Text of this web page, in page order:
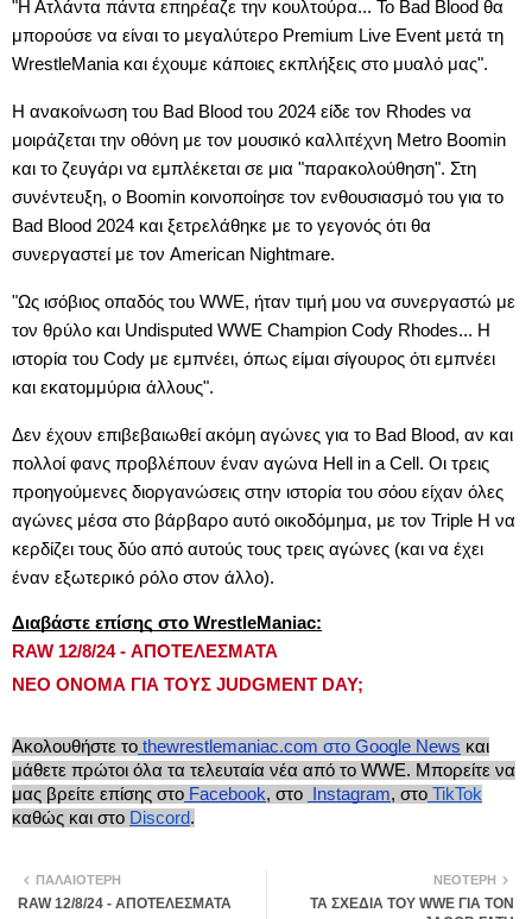
"Η Ατλάντα πάντα επηρέαζε την κουλτούρα... Το Bad Blood θα
μπορούσε να είναι το μεγαλύτερο Premium Live Event μετά τη
WrestleMania και έχουμε κάποιες εκπλήξεις στο μυαλό μας".
Η ανακοίνωση του Bad Blood του 2024 είδε τον Rhodes να
μοιράζεται την οθόνη με τον μουσικό καλλιτέχνη Metro Boomin
και το ζευγάρι να εμπλέκεται σε μια "παρακολούθηση". Στη
συνέντευξη, ο Boomin κοινοποίησε τον ενθουσιασμό του για το
Bad Blood 2024 και ξετρελάθηκε με το γεγονός ότι θα
συνεργαστεί με τον American Nightmare.
"Ως ισόβιος οπαδός του WWE, ήταν τιμή μου να συνεργαστώ με
τον θρύλο και Undisputed WWE Champion Cody Rhodes... Η
ιστορία του Cody με εμπνέει, όπως είμαι σίγουρος ότι εμπνέει
και εκατομμύρια άλλους".
Δεν έχουν επιβεβαιωθεί ακόμη αγώνες για το Bad Blood, αν και
πολλοί φανς προβλέπουν έναν αγώνα Hell in a Cell. Οι τρεις
προηγούμενες διοργανώσεις στην ιστορία του σόου είχαν όλες
αγώνες μέσα στο βάρβαρο αυτό οικοδόμημα, με τον Triple H να
κερδίζει τους δύο από αυτούς τους τρεις αγώνες (και να έχει
έναν εξωτερικό ρόλο στον άλλο).
Διαβάστε επίσης στο WrestleManiac:
RAW 12/8/24 - ΑΠΟΤΕΛΕΣΜΑΤΑ
ΝΕΟ ΟΝΟΜΑ ΓΙΑ ΤΟΥΣ JUDGMENT DAY;
Ακολουθήστε το thewrestlemaniac.com στο Google News και
μάθετε πρώτοι όλα τα τελευταία νέα από το WWE. Μπορείτε να
μας βρείτε επίσης στο Facebook, στο Instagram, στο TikTok
καθώς και στο Discord.
ΝΕΌΤΕΡΗ
ΤΑ ΣΧΕΔΙΑ ΤΟΥ WWE ΓΙΑ ΤΟΝ
ΠΑΛΑΙΌΤΕΡΗ
RAW 12/8/24 - ΑΠΟΤΕΛΕΣΜΑΤΑ